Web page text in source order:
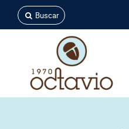
Buscar